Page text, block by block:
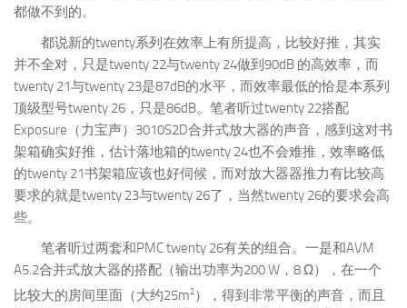
都做不到的。
都说新的twenty系列在效率上有所提高，比较好推，其实
并不全对，只是twenty 22与twenty 24做到90dB 的高效率，而
twenty 21与twenty 23是87dB的水平，而效率最低的恰是本系列
顶级型号twenty 26，只是86dB。笔者听过twenty 22搭配
Exposure（力宝声）3010S2D合并式放大器的声音，感到这对书
架箱确实好推，估计落地箱的twenty 24也不会难推，效率略低
的twenty 21书架箱应该也好伺候，而对放大器器推力有比较高
要求的就是twenty 23与twenty 26了，当然twenty 26的要求会高
些。
笔者听过两套和PMC twenty 26有关的组合。一是和AVM
A5.2合并式放大器的搭配（输出功率为200 W，8 Ω），在一个
比较大的房间里面（大约25m2），得到非常平衡的声音，而且